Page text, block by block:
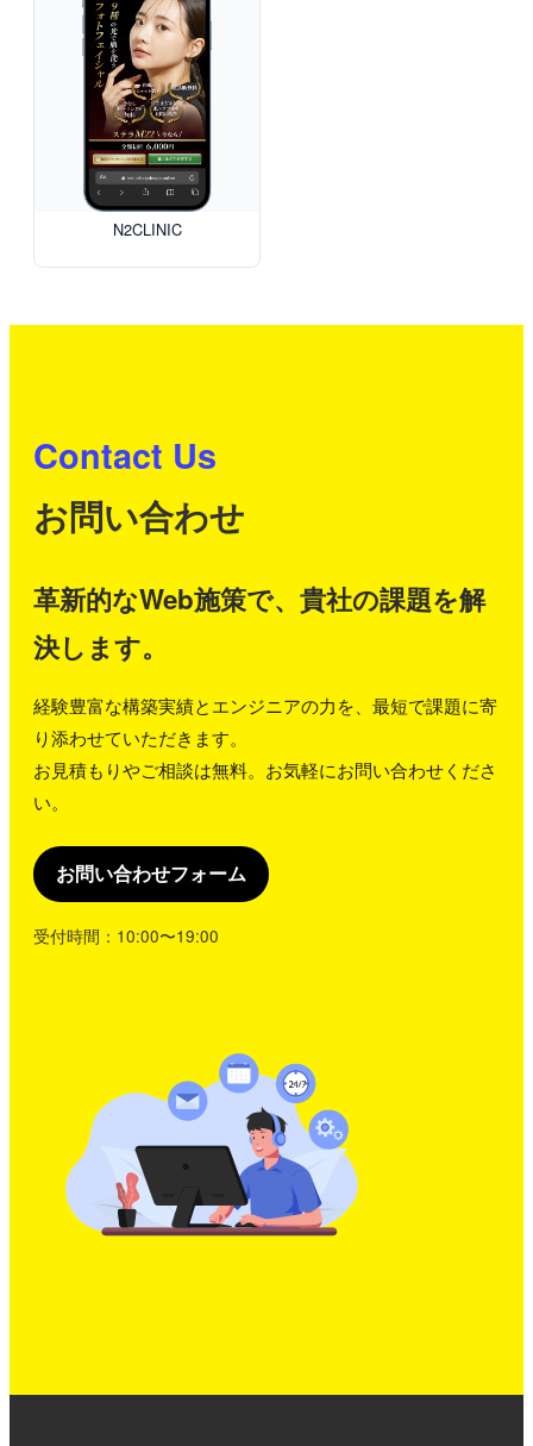
N2CLINIC
Contact Us
お問い合わせ
革新的なWeb施策で、貴社の課題を解
決します。
経験豊富な構築実績とエンジニアの力を、最短で課題に寄
り添わせていただきます。
お見積もりやご相談は無料。お気軽にお問い合わせくださ
い。
お問い合わせフォーム
受付時間：10:00〜19:00